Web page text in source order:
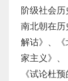
阶级社会
南北朝在
解诂》、《
家主义》、
《试论杜